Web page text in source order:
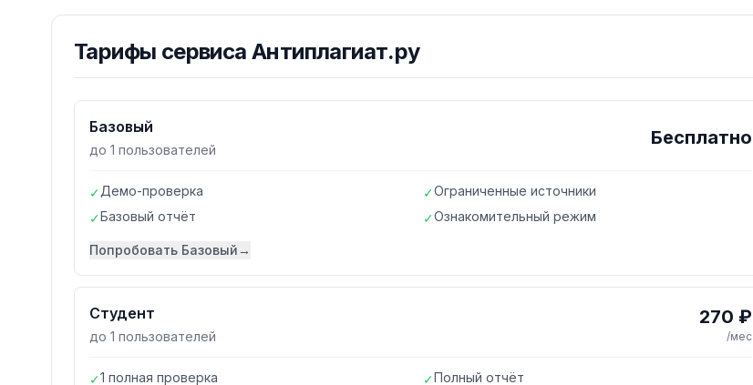
Тарифы сервиса Антиплагиат.ру
Базовый
до 1 пользователей
Бесплатно
✓Демо-проверка ✓Ограниченные источники
✓Базовый отчёт ✓Ознакомительный режим
Попробовать Базовый→
Студент
до 1 пользователей
270 ₽
/мес
✓1 полная проверка ✓Полный отчёт